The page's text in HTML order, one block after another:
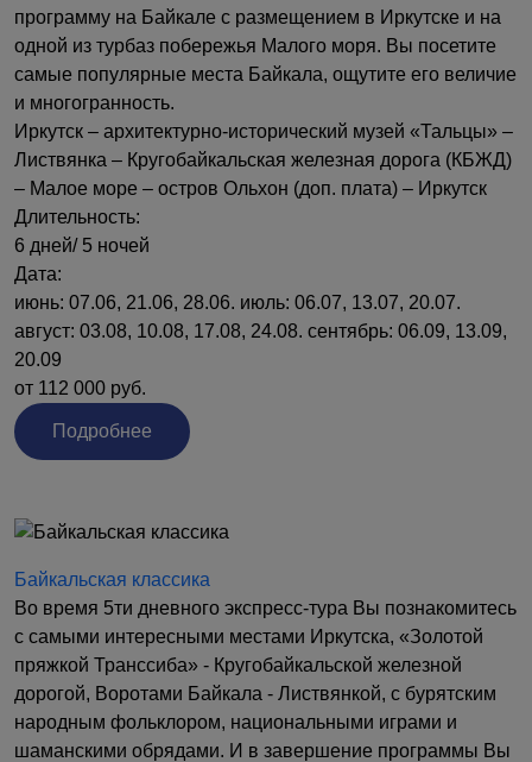
программу на Байкале с размещением в Иркутске и на
одной из турбаз побережья Малого моря. Вы посетите
самые популярные места Байкала, ощутите его величие
и многогранность.
Иркутск ‒ архитектурно-исторический музей «Тальцы» ‒
Листвянка ‒ Кругобайкальская железная дорога (КБЖД)
‒ Малое море ‒ остров Ольхон (доп. плата) ‒ Иркутск
Длительность:
6 дней/ 5 ночей
Дата:
июнь: 07.06, 21.06, 28.06. июль: 06.07, 13.07, 20.07.
август: 03.08, 10.08, 17.08, 24.08. сентябрь: 06.09, 13.09,
20.09
от 112 000 руб.
Подробнее
Байкальская классика
Во время 5ти дневного экспресс-тура Вы познакомитесь
с самыми интересными местами Иркутска, «Золотой
пряжкой Транссиба» - Кругобайкальской железной
дорогой, Воротами Байкала - Листвянкой, с бурятским
народным фольклором, национальными играми и
шаманскими обрядами. И в завершение программы Вы